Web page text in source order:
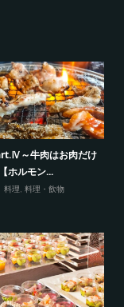
～牛肉はお肉だけ
ホルモン...
料理, 料理・飲物